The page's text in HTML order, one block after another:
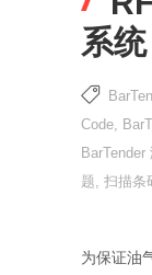
系统
Code,
BarTender
题, 扫描条
为保证油